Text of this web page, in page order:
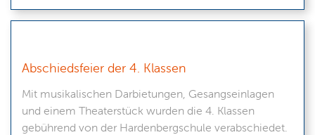
Abschiedsfeier der 4. Klassen
Mit musikalischen Darbietungen, Gesangseinlagen
und einem Theaterstück wurden die 4. Klassen
gebührend von der Hardenbergschule verabschiedet.